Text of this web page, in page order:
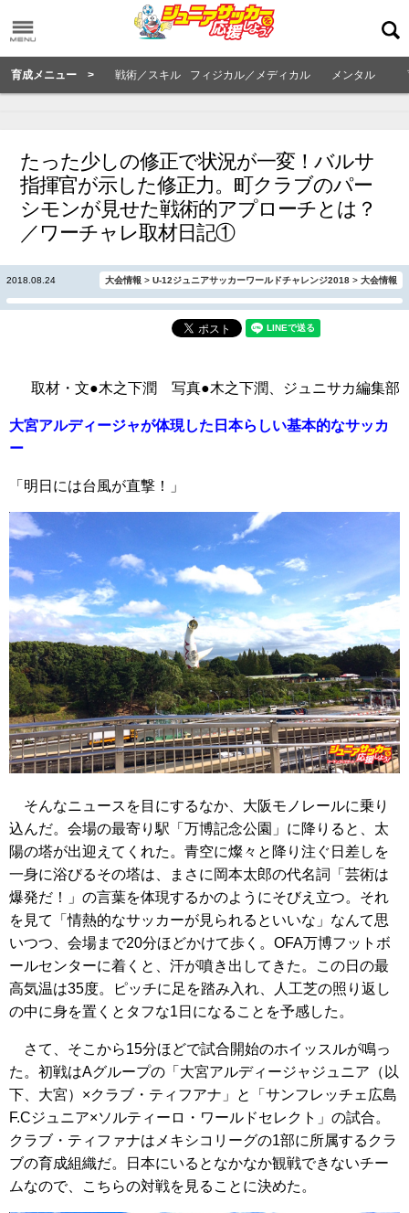
育成メニュー > 戦術／スキル フィジカル／メディカル メンタル
たった少しの修正で状況が一変！バルサ
指揮官が示した修正力。町クラブのパー
シモンが見せた戦術的アプローチとは？
／ワーチャレ取材日記①
2018.08.24 大会情報 > U-12ジュニアサッカーワールドチャレンジ2018 > 大会情報
取材・文●木之下潤 写真●木之下潤、ジュニサカ編集部
大宮アルディージャが体現した日本らしい基本的なサッカ
ー
「明日には台風が直撃！」
そんなニュースを目にするなか、大阪モノレールに乗り
込んだ。会場の最寄り駅「万博記念公園」に降りると、太
陽の塔が出迎えてくれた。青空に燦々と降り注ぐ日差しを
一身に浴びるその塔は、まさに岡本太郎の代名詞「芸術は
爆発だ！」の言葉を体現するかのようにそびえ立つ。それ
を見て「情熱的なサッカーが見られるといいな」なんて思
いつつ、会場まで20分ほどかけて歩く。OFA万博フットボ
ールセンターに着くと、汗が噴き出してきた。この日の最
高気温は35度。ピッチに足を踏み入れ、人工芝の照り返し
の中に身を置くとタフな1日になることを予感した。
さて、そこから15分ほどで試合開始のホイッスルが鳴っ
た。初戦はAグループの「大宮アルディージャジュニア（以
下、大宮）×クラブ・ティフアナ」と「サンフレッチェ広島
F.Cジュニア×ソルティーロ・ワールドセレクト」の試合。
クラブ・ティファナはメキシコリーグの1部に所属するクラ
ブの育成組織だ。日本にいるとなかなか観戦できないチー
ムなので、こちらの対戦を見ることに決めた。